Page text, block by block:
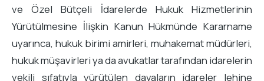
ve Özel Bütçeli İdarelerde Hukuk Hizmetlerinin
Yürütülmesine İlişkin Kanun Hükmünde Kararname
uyarınca, hukuk birimi amirleri, muhakemat müdürleri,
hukuk müşavirleri ya da avukatlar tarafından idarelerin
vekili sıfatıyla yürütülen davaların idareler lehine